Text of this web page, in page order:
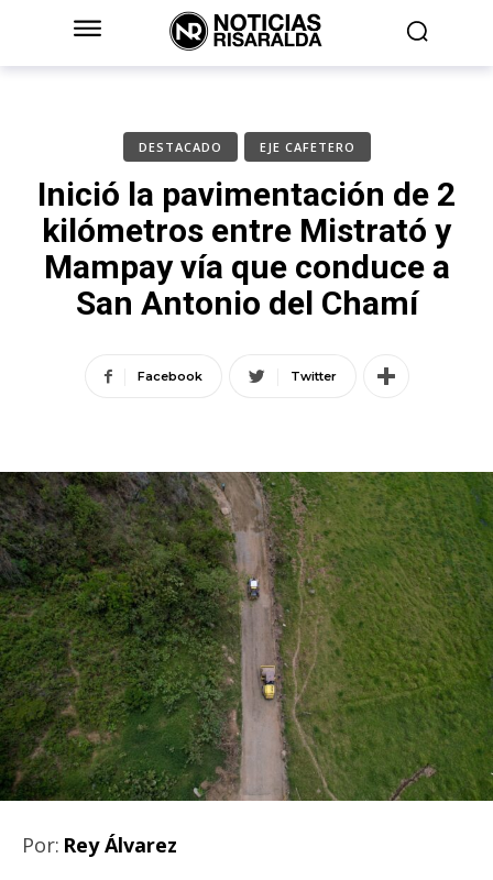
DESTACADO EJE CAFETERO
Inició la pavimentación de 2
kilómetros entre Mistrató y
Mampay vía que conduce a
San Antonio del Chamí
Facebook Twitter
Por: Rey Álvarez